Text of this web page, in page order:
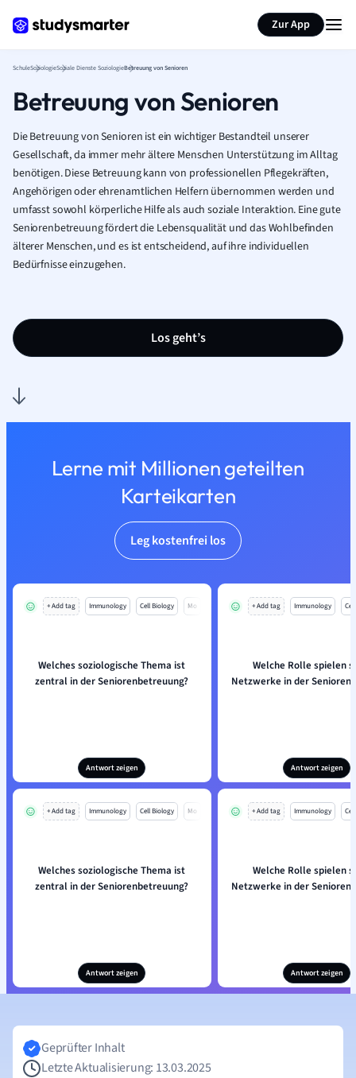
Zur App
SchuleSoziologieSoziale Dienste SoziologieBetreuung von Senioren
Betreuung von Senioren
Die Betreuung von Senioren ist ein wichtiger Bestandteil unserer
Gesellschaft, da immer mehr ältere Menschen Unterstützung im Alltag
benötigen. Diese Betreuung kann von professionellen Pflegekräften,
Angehörigen oder ehrenamtlichen Helfern übernommen werden und
umfasst sowohl körperliche Hilfe als auch soziale Interaktion. Eine gute
Seniorenbetreuung fördert die Lebensqualität und das Wohlbefinden
älterer Menschen, und es ist entscheidend, auf ihre individuellen
Bedürfnisse einzugehen.
Los geht’s
Lerne mit Millionen geteilten
Karteikarten
Leg kostenfrei los
+ Add tag Immunology Cell Biology Mo
Welches soziologische Thema ist
zentral in der Seniorenbetreuung?
Antwort zeigen
+ Add tag Immunology
Welche Rolle spielen
Netzwerke in der
Antwort zeigen
+ Add tag Immunology Cell Biology Mo
Welches soziologische Thema ist
zentral in der Seniorenbetreuung?
Antwort zeigen
+ Add tag Immunology
Welche Rolle spielen
Netzwerke in der
Antwort zeigen
Seite zusammenfassen
Geprüfter Inhalt
Letzte Aktualisierung: 13.03.2025